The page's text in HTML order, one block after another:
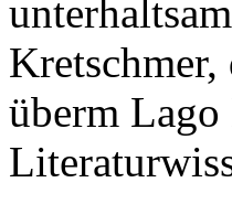
überm